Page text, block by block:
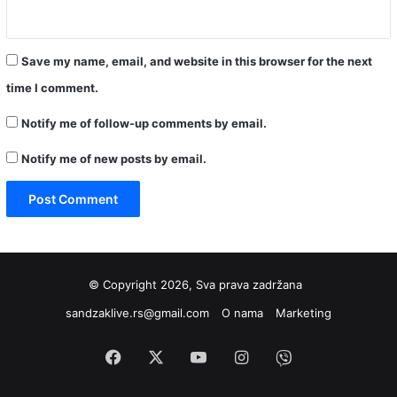
Save my name, email, and website in this browser for the next
time I comment.
Notify me of follow-up comments by email.
Notify me of new posts by email.
© Copyright 2026, Sva prava zadržana
sandzaklive.rs@gmail.com
O nama Marketing
Facebook YouTubeInstagram
Viber